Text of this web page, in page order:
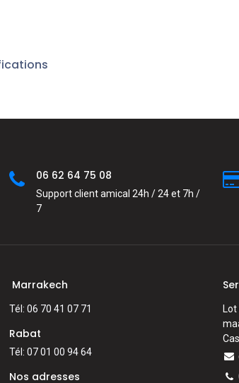
06 62 64 75 08
Support client amical 24h / 24 et 7h /
7
Marrakech
Tél: 06 70 41 07 71
Rabat
Tél: 07 01 00 94 64
Nos adresses